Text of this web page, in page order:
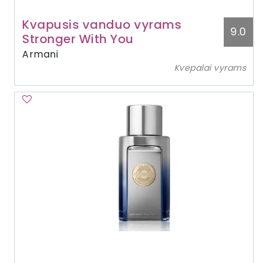
Kvapusis vanduo vyrams
Stronger With You
Armani
9.0
Kvepalai vyrams